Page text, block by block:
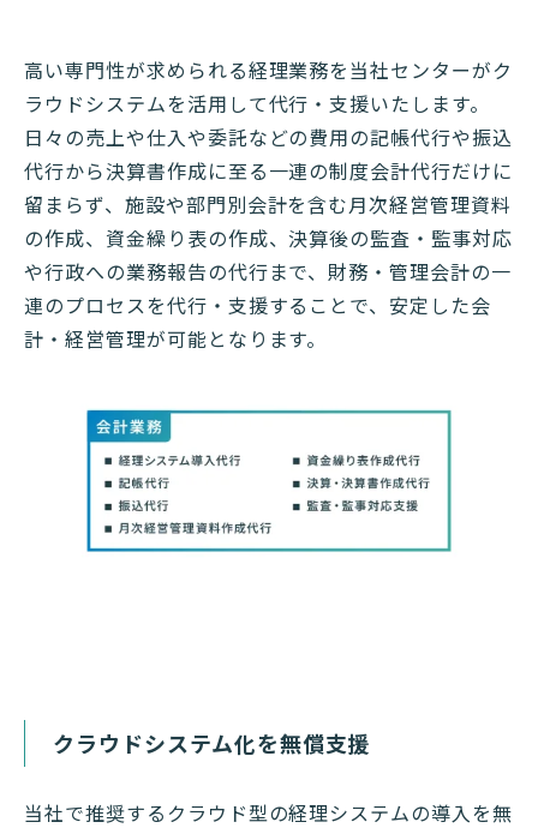
高い専門性が求められる経理業務を当社センターがク
ラウドシステムを活用して代行・支援いたします。
日々の売上や仕入や委託などの費用の記帳代行や振込
代行から決算書作成に至る一連の制度会計代行だけに
留まらず、施設や部門別会計を含む月次経営管理資料
の作成、資金繰り表の作成、決算後の監査・監事対応
や行政への業務報告の代行まで、財務・管理会計の一
連のプロセスを代行・支援することで、安定した会
計・経営管理が可能となります。
クラウドシステム化を無償支援
当社で推奨するクラウド型の経理システムの導入を無